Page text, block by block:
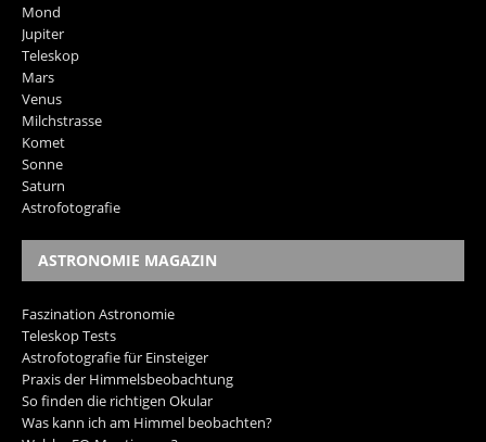
Mond
Jupiter
Teleskop
Mars
Venus
Milchstrasse
Komet
Sonne
Saturn
Astrofotografie
ASTRONOMIE MAGAZIN
Faszination Astronomie
Teleskop Tests
Astrofotografie für Einsteiger
Praxis der Himmelsbeobachtung
So finden die richtigen Okular
Was kann ich am Himmel beobachten?